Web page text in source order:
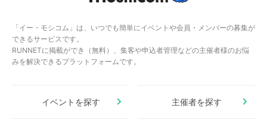
「イー・モシコム」は、いつでも簡単にイベントや会員・メンバーの募集が
できるサービスです。
RUNNETに掲載ができ（無料）、集客や申込者管理などの主催者様のお悩
みを解決できるプラットフォームです。
イベントを探す 主催者を探す